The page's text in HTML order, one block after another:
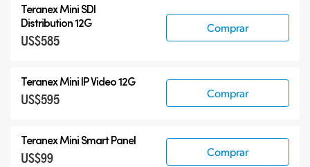
Teranex Mini SDI
Distribution 12G
US$585
Comprar
Teranex Mini IP Video 12G
US$595 Comprar
Teranex Mini Smart Panel
US$99 Comprar